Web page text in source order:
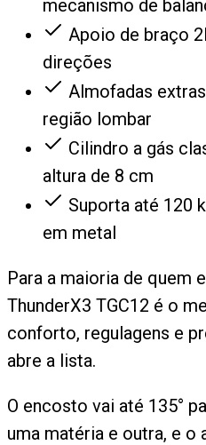
mecanismo de
Apoio de braço
direções
Almofadas
região lombar
Cilindro a gás
altura de 8 cm
Suporta até 120
em metal
Para a maioria de quem
ThunderX3 TGC12 é o
conforto, regulagens e
abre a lista.
O encosto vai até 135°
uma matéria e outra, e o